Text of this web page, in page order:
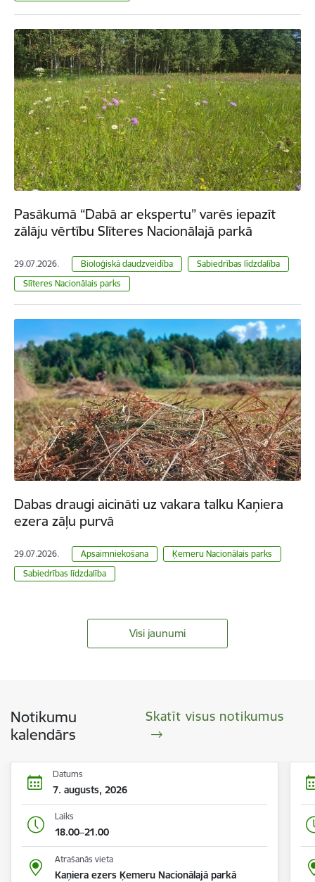
Pasākumā “Dabā ar ekspertu” varēs iepazīt
zālāju vērtību Slīteres Nacionālajā parkā
29.07.2026. Bioloģiskā daudzveidība
Sabiedrības līdzdalība
Slīteres Nacionālais parks
Dabas draugi aicināti uz vakara talku Kaņiera
ezera zāļu purvā
29.07.2026. Apsaimniekošana
Ķemeru Nacionālais parks
Sabiedrības līdzdalība
Visi jaunumi
Notikumu
kalendārs
Skatīt visus notikumus
Datums
7. augusts, 2026
Laiks
18.00–21.00
Atrašanās vieta
Kaņiera ezers Ķemeru Nacionālajā parkā